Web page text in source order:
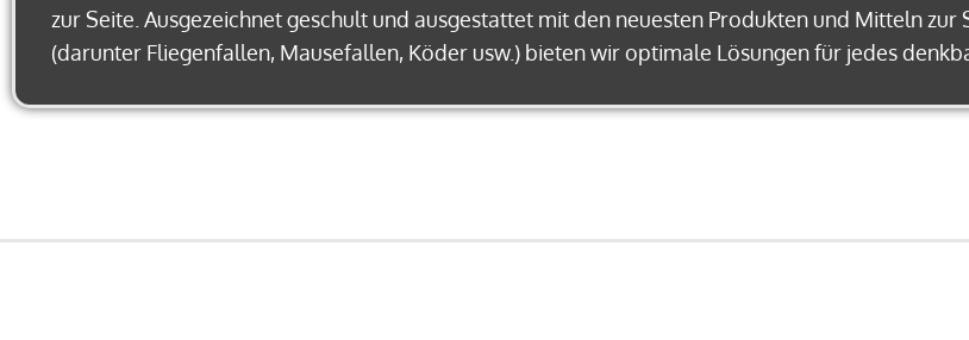
zur Seite. Ausgezeichnet geschult und ausgestattet mit den neuesten Produkten und Mitteln
(darunter Fliegenfallen, Mausefallen, Köder usw.) bieten wir optimale Lösungen für jedes